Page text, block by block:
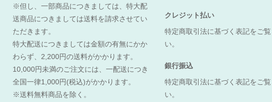
※但し、一部商品につきましては、特大配
送商品につきましては送料を請求させてい
ただきます。
特大配送につきましては金額の有無にかか
わらず、2,200円の送料がかかります。
10,000円未満のご注文には、一配送につき
全国一律1,000円(税込)がかかります。
※送料無料商品を除く。
クレジット払い
特定商取引法に基づく表記をご覧
い。
銀行振込
特定商取引法に基づく表記をご覧
い。